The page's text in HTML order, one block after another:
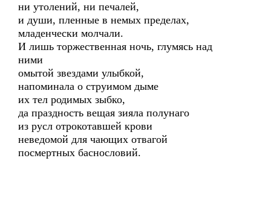
ни утолений, ни печалей,
и души, пленные в немых пределах,
младенчески молчали.
И лишь торжественная ночь, глумясь над
ними
омытой звездами улыбкой,
напоминала о струимом дыме
их тел родимых зыбко,
да праздность вещая зияла полунаго
из русл отрокотавшей крови
неведомой для чающих отвагой
посмертных баснословий.